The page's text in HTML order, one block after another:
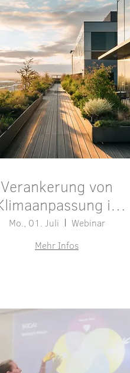
Verankerung von
in
der Verwaltung
Mo., 01. Juli
Webinar
Mehr Infos